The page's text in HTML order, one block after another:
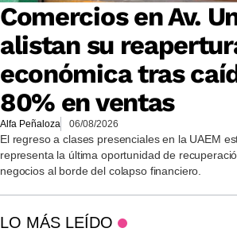
Comercios en Av.
alistan su
económica tras
80% en ventas
Alfa Peñaloza 06/08/2026
El regreso a clases presenciales en la UAEM
representa la última oportunidad de
negocios al borde del colapso financiero.
LO MÁS LEÍDO